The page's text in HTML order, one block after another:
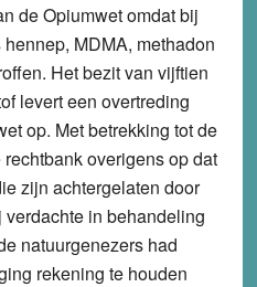
de Opiumwet omdat bij
MDMA, methadon
Het bezit van vijftien
levert een overtreding
op. Met betrekking tot de
overigens op dat
zijn achtergelaten door
in behandeling
natuurgenezers had
rekening te houden